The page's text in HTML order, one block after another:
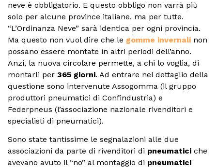
neve è obbligatorio. E questo obbligo non varrà più
solo per alcune province italiane, ma per tutte.
“L’Ordinanza Neve” sarà identica per ogni provincia.
Ma questo non vuol dire che le gomme invernali non
possano essere montate in altri periodi dell’anno.
Anzi, la nuova circolare permette, a chi lo voglia, di
montarli per 365 giorni. Ad entrare nel dettaglio della
questione sono intervenute Assogomma (il gruppo
produttori pneumatici di Confindustria) e
Federpneus (l’associazione nazionale rivenditori e
specialisti di pneumatici).
Sono state tantissime le segnalazioni alle due
associazioni da parte di rivenditori di pneumatici che
avevano avuto il “no” al montaggio di pneumatici